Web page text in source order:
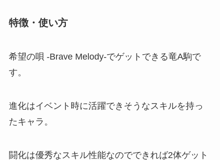
特徴・使い方
希望の唄 -Brave Melody-でゲットできる竜A駒で
す。
進化はイベント時に活躍できそうなスキルを持っ
たキャラ。
闘化は優秀なスキル性能なのでできれば2体ゲット